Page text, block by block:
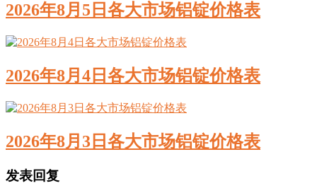
2026年8月5日各大市场铝锭价格表
2026年8月4日各大市场铝锭价格表
2026年8月3日各大市场铝锭价格表
发表回复